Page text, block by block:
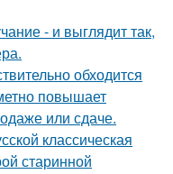
- и выглядит так,
обходится
повышает
или сдаче.
классическая
старинной